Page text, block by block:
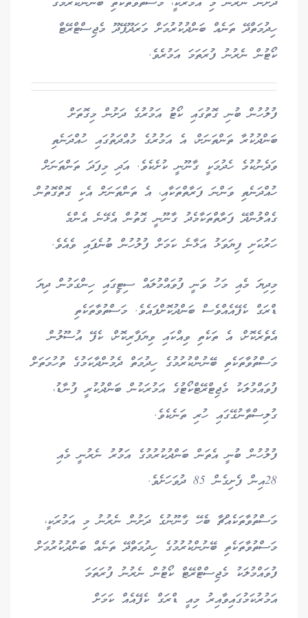
ހިދުމަތްދޭ ތަނެއް ބަންދުކުރުމަށް މަރަދޫފޭދޫ މެޖިސްޓްރޭޓް
ކޯޓުން ނެރުނު ފުރަތަމަ އަމުރެވެ.
ފުލުހުން ބުނި ގޮތުގައި ކޯޓު އަމުރުގެ ދަށުން މިގޮތަށް
ބަންދުކުރާ ތަންތަނަށް، އެ އަމުރުގެ މުއްދަތުގައި ހުއްދަނެތި
ވަދެނުކުމެ ހެދުމަކީ ގާނޫނީ ކުށެކެވެ. އަދި މިފަދަ ތަންތަނަށް
ހުއްދަނެތި ވަންނަ ފަރާތްތަކާއި، އެ ތަންތަނަށް އެކި ގޮތްގޮތުން
ގެއްލުންދޭ ފަރާތްތަކާމެދު ގާނޫނީ ގޮތުން އެޅޭނެ އެންމެ
ހަރުކަށި ފިޔަވަޅު އަޅާނެ ކަމަށް ފުލުހުން ބުނެފައި ވެއެވެ.
މިދިޔަ މެއި މަހު ވަނީ ފުވައްމުލައް ސިޓީގައި ހިންގަމުން ދިޔަ
ޑްރަގް ކެފޭއެއްވެސް ބަންދުކޮށްފައެވެ. މަސްތުވާތަކެތި
އެތެރެކޮށް، އެ ތަކެތި ވިއްކައި ވިޔަފާރިކޮށް، ކެފޭ އުސޫލުން
މަސްތުވާތަކެތި ބޭނުންކުރުމުގެ ހިދުމަތް ދެމުންދާކަމުގެ ތުހުމަތަށް
ފުވައްމުލަކު މެޖިޓްރޭޓްކޯޓުގެ އަމުރަކުން ބަންދުކުރީ ފުނާޑު،
ގުލިސްތާނުގޭގައި ހުރި ތަނެކެވެ.
ފުލުހުން ބުނީ އެތަން ބަންދުކުރުމުގެ އަމުުރު ނެރުނީ މެއި
28އިން ފެށިގެން 85 ދުވަހަށެވެ.
މަސްތުވާތަކެއްޗާ ބެހޭ ގާނޫނުގެ ދަށުން ނެރުނު މި އަމުރަކީ،
މަސްތުވާތަކެތި ބޭނުންކުރުމުގެ ހިދުމަތްދޭ ތަނެއް ބަންދުކުރުމަށް
ފުވައްމުލަކު މެޖިސްޓްރޭޓް ކޯޓުން ނެރުނު ފުރަތަމަ
އަމުރުކަމުގައިވާއިރު މިއީ ޑްރަގް ކެފޭއެއް ކަމަށް